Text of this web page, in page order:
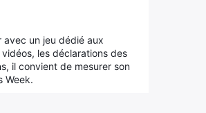
avec un jeu dédié aux
les déclarations des
il convient de mesurer son
Week.